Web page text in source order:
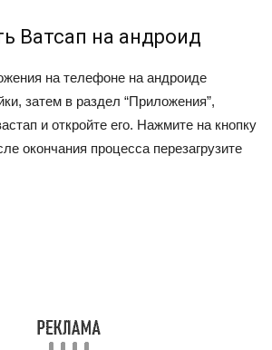
Ватсап на андроид
на телефоне на андроиде
затем в раздел “Приложения”,
и откройте его. Нажмите на кнопку
окончания процесса перезагрузите